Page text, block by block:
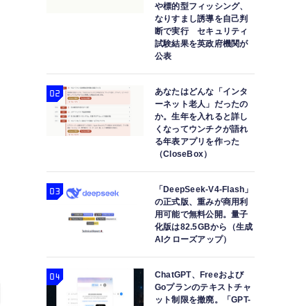
や標的型フィッシング、
なりすまし誘導を自己判
断で実行 セキュリティ
試験結果を英政府機関が
公表
あなたはどんな「インタ
ーネット老人」だったの
か。生年を入れると詳し
くなってウンチクが語れ
る年表アプリを作った
（CloseBox）
「DeepSeek-V4-Flash」
の正式版、重みが商用利
用可能で無料公開。量子
化版は82.5GBから（生成
AIクローズアップ）
ChatGPT、Freeおよび
Goプランのテキストチャ
ット制限を撤廃。「GPT-